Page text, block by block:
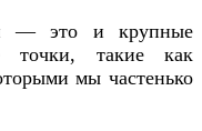
— это и крупные
точки, такие как
мы частенько